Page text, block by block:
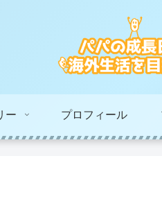
ー プロフィール